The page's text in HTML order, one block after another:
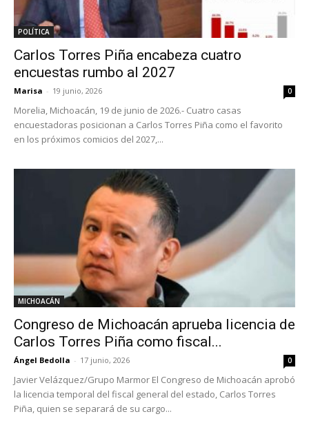
POLÍTICA
Carlos Torres Piña encabeza cuatro
encuestas rumbo al 2027
Marisa - 19 junio, 2026 0
Morelia, Michoacán, 19 de junio de 2026.- Cuatro casas
encuestadoras posicionan a Carlos Torres Piña como el favorito
en los próximos comicios del 2027,...
MICHOACÁN
Congreso de Michoacán aprueba licencia de
Carlos Torres Piña como fiscal...
Ángel Bedolla - 17 junio, 2026 0
Javier Velázquez/Grupo Marmor El Congreso de Michoacán aprobó
la licencia temporal del fiscal general del estado, Carlos Torres
Piña, quien se separará de su cargo...